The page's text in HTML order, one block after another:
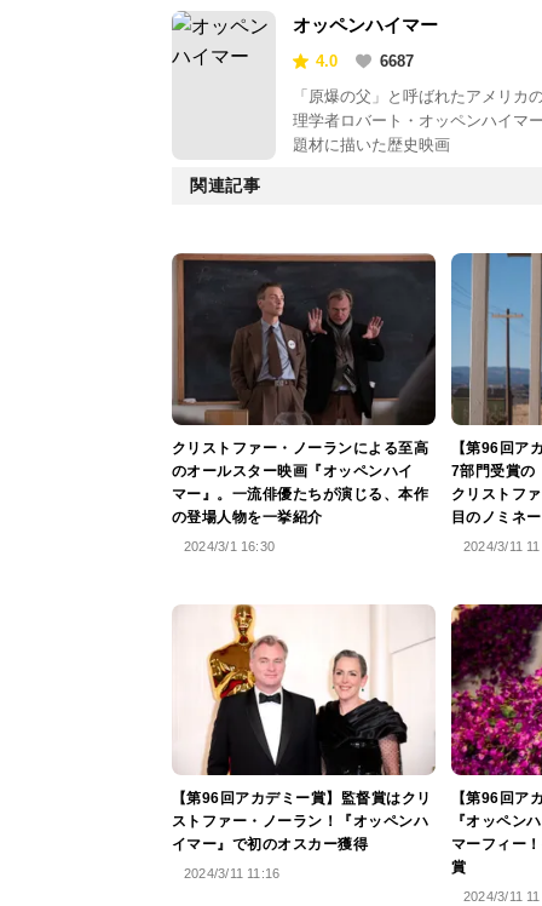
オッペンハイマー
4.0
6687
「原爆の父」と呼ばれたアメリカ
理学者ロバート・オッペンハイマ
題材に描いた歴史映画
関連記事
クリストファー・ノーランによる至高
のオールスター映画『オッペンハイ
マー』。一流俳優たちが演じる、本作
の登場人物を一挙紹介
2024/3/1 16:30
【第96回ア
7部門受賞の
クリストフ
目のノミネ
2024/3/11
【第96回アカデミー賞】監督賞はクリ
ストファー・ノーラン！『オッペンハ
イマー』で初のオスカー獲得
2024/3/11 11:16
【第96回ア
『オッペン
マーフィー
賞
2024/3/11